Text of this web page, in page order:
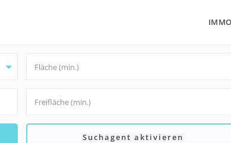
Suchagent aktivieren